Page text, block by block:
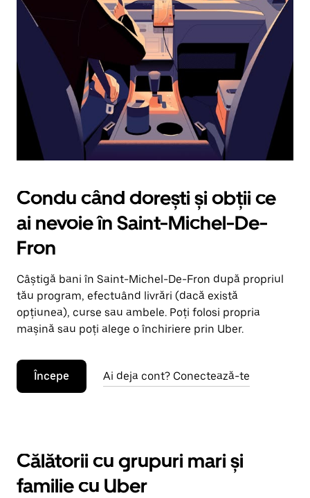
în
jos.
Închide
calendarul
apăsând
pe
butonul
Escape.
Condu când dorești și obții ce
ai nevoie în Saint-Michel-De-
Fron
Câștigă bani în Saint-Michel-De-Fron după propriul
tău program, efectuând livrări (dacă există
opțiunea), curse sau ambele. Poți folosi propria
mașină sau poți alege o închiriere prin Uber.
Începe Ai deja cont? Conectează-te
Călătorii cu grupuri mari și
familie cu Uber